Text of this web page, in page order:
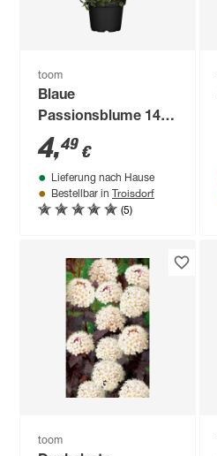
toom
Blaue
Passionsblume 14
cm Topf
4,49 €
Lieferung nach Hause
Bestellbar in Troisdorf
(5)
toom